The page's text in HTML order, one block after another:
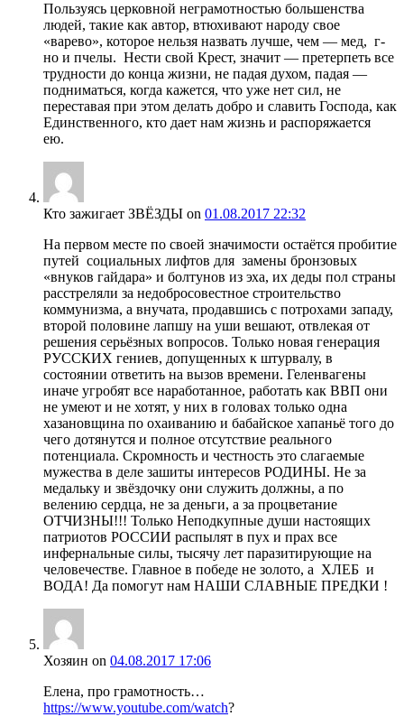
Пользуясь церковной неграмотностью большенства
людей, такие как автор, втюхивают народу свое
«варево», которое нельзя назвать лучше, чем — мед, г-
но и пчелы. Нести свой Крест, значит — претерпеть все
трудности до конца жизни, не падая духом, падая —
подниматься, когда кажется, что уже нет сил, не
переставая при этом делать добро и славить Господа, как
Единственного, кто дает нам жизнь и распоряжается
ею.
Кто зажигает ЗВЁЗДЫ on 01.08.2017 22:32
На первом месте по своей значимости остаётся пробитие
путей социальных лифтов для замены бронзовых
«внуков гайдара» и болтунов из эха, их деды пол страны
расстреляли за недобросовестное строительство
коммунизма, а внучата, продавшись с потрохами западу,
второй половине лапшу на уши вешают, отвлекая от
решения серьёзных вопросов. Только новая генерация
РУССКИХ гениев, допущенных к штурвалу, в
состоянии ответить на вызов времени. Геленвагены
иначе угробят все наработанное, работать как ВВП они
не умеют и не хотят, у них в головах только одна
хазановщина по охаиванию и бабайское хапаньё того до
чего дотянутся и полное отсутствие реального
потенциала. Скромность и честность это слагаемые
мужества в деле зашиты интересов РОДИНЫ. Не за
медальку и звёздочку они служить должны, а по
велению сердца, не за деньги, а за процветание
ОТЧИЗНЫ!!! Только Неподкупные души настоящих
патриотов РОССИИ распылят в пух и прах все
инфернальные силы, тысячу лет паразитирующие на
человечестве. Главное в победе не золото, а ХЛЕБ и
ВОДА! Да помогут нам НАШИ СЛАВНЫЕ ПРЕДКИ !
Хозяин on 04.08.2017 17:06
Елена, про грамотность…
https://www.youtube.com/watch?